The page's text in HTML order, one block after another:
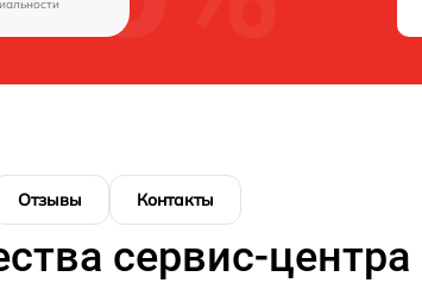
Отзывы Контакты
сервис-центра